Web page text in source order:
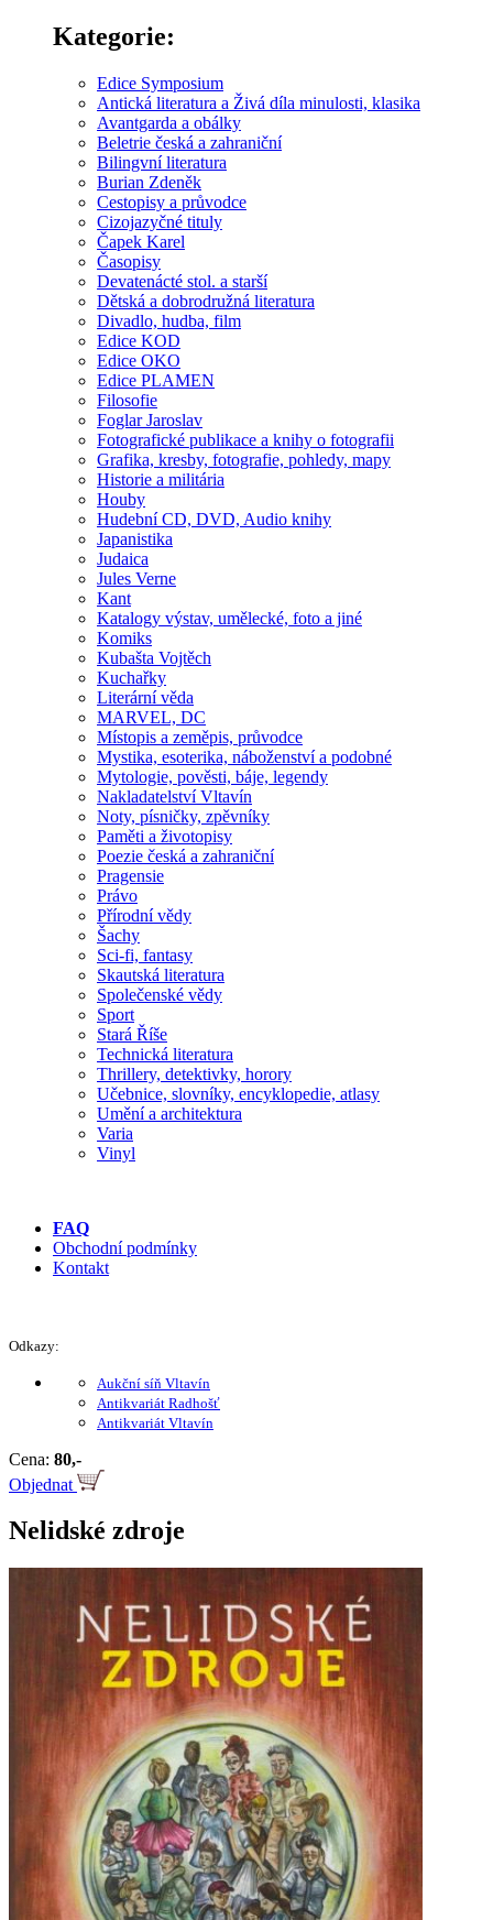
Kategorie:
Edice Symposium
Antická literatura a Živá díla minulosti, klasika
Avantgarda a obálky
Beletrie česká a zahraniční
Bilingvní literatura
Burian Zdeněk
Cestopisy a průvodce
Cizojazyčné tituly
Čapek Karel
Časopisy
Devatenácté stol. a starší
Dětská a dobrodružná literatura
Divadlo, hudba, film
Edice KOD
Edice OKO
Edice PLAMEN
Filosofie
Foglar Jaroslav
Fotografické publikace a knihy o fotografii
Grafika, kresby, fotografie, pohledy, mapy
Historie a militária
Houby
Hudební CD, DVD, Audio knihy
Japanistika
Judaica
Jules Verne
Kant
Katalogy výstav, umělecké, foto a jiné
Komiks
Kubašta Vojtěch
Kuchařky
Literární věda
MARVEL, DC
Místopis a zeměpis, průvodce
Mystika, esoterika, náboženství a podobné
Mytologie, pověsti, báje, legendy
Nakladatelství Vltavín
Noty, písničky, zpěvníky
Paměti a životopisy
Poezie česká a zahraniční
Pragensie
Právo
Přírodní vědy
Šachy
Sci-fi, fantasy
Skautská literatura
Společenské vědy
Sport
Stará Říše
Technická literatura
Thrillery, detektivky, horory
Učebnice, slovníky, encyklopedie, atlasy
Umění a architektura
Varia
Vinyl
FAQ
Obchodní podmínky
Kontakt
Odkazy:
Aukční síň Vltavín
Antikvariát Radhošť
Antikvariát Vltavín
Cena: 80,-
Objednat
Nelidské zdroje